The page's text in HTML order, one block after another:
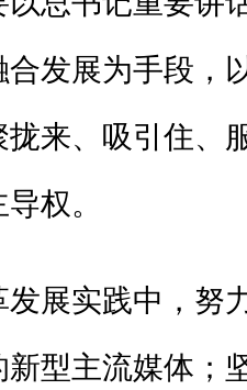
合发展为手段，
拢来、吸引住、
权。
发展实践中，努
新型主流媒体；